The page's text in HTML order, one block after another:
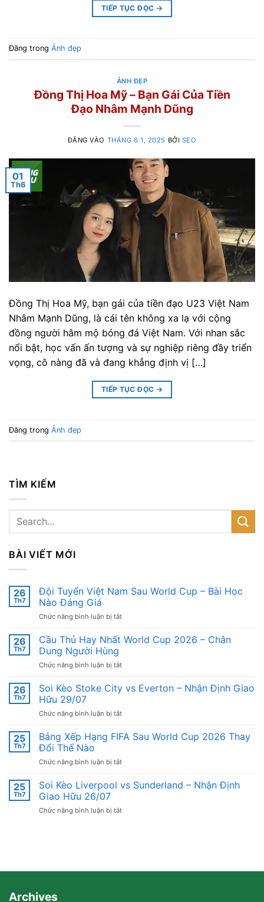
TIẾP TỤC ĐỌC →
Đăng trong Ảnh đẹp
ẢNH ĐẸP
Đồng Thị Hoa Mỹ – Bạn Gái Của Tiền
Đạo Nhâm Mạnh Dũng
ĐĂNG VÀO THÁNG 6 1, 2025 BỞI SEO
01
Th6
Đồng Thị Hoa Mỹ, bạn gái của tiền đạo U23 Việt Nam
Nhâm Mạnh Dũng, là cái tên không xa lạ với cộng
đồng người hâm mộ bóng đá Việt Nam. Với nhan sắc
nổi bật, học vấn ấn tượng và sự nghiệp riêng đầy triển
vọng, cô nàng đã và đang khẳng định vị […]
TIẾP TỤC ĐỌC →
Đăng trong Ảnh đẹp
TÌM KIẾM
BÀI VIẾT MỚI
26
Th7
Đội Tuyển Việt Nam Sau World Cup – Bài Học
Nào Đáng Giá
Chức năng bình luận bị tắtở
Tuyển
Việt
Sau
Cup
Học
Đáng
26
Th7
Cầu Thủ Hay Nhất World Cup 2026 – Chân
Dung Người Hùng
Chức năng bình luận bị tắtở
Hay
World
2026
Dung
Hùng
26
Th7
Soi Kèo Stoke City vs Everton – Nhận Định Giao
Hữu 29/07
Chức năng bình luận bị tắtở
Kèo
Stoke
vs
–
Giao
25
Th7
Bảng Xếp Hạng FIFA Sau World Cup 2026 Thay
Đổi Thế Nào
Chức năng bình luận bị tắtở
Hạng
Sau
Thế
25
Th7
Soi Kèo Liverpool vs Sunderland – Nhận Định
Giao Hữu 26/07
Chức năng bình luận bị tắtở
–
Archives